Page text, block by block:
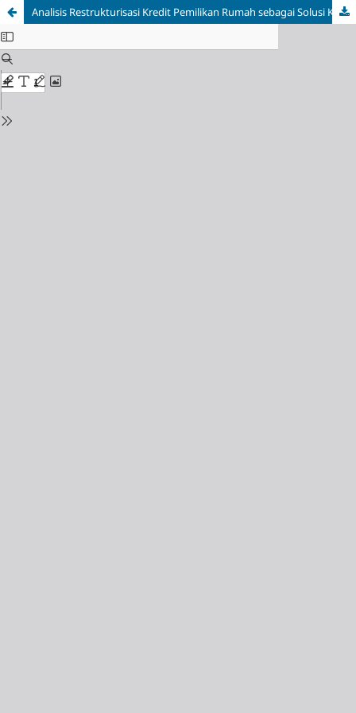
Analisis Restrukturisasi Kredit Pemilikan Rumah sebagai Solusi Kredit Bermasalah: Studi Kasus Debitur Bank BTN KC Malang